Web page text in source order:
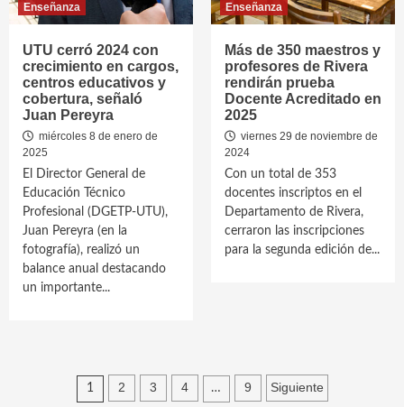
Enseñanza
UTU cerró 2024 con
crecimiento en cargos,
centros educativos y
cobertura, señaló
Juan Pereyra
miércoles 8 de enero de
2025
El Director General de
Educación Técnico
Profesional (DGETP-UTU),
Juan Pereyra (en la
fotografía), realizó un
balance anual destacando
un importante...
Enseñanza
Más de 350 maestros y
profesores de Rivera
rendirán prueba
Docente Acreditado en
2025
viernes 29 de noviembre de
2024
Con un total de 353
docentes inscriptos en el
Departamento de Rivera,
cerraron las inscripciones
para la segunda edición de...
Paginación
1 2 3 4 … 9 Siguiente